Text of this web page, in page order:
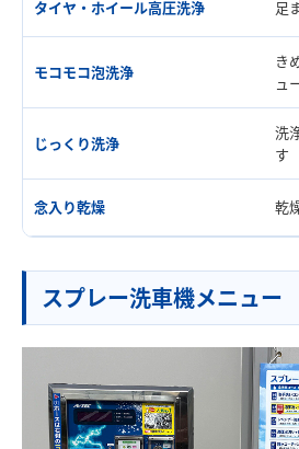
タイヤ・ホイール高圧洗浄 足
モコモコ泡洗浄
き
ュ
じっくり洗浄
洗
す
念入り乾燥 乾
スプレー洗車機メニュー